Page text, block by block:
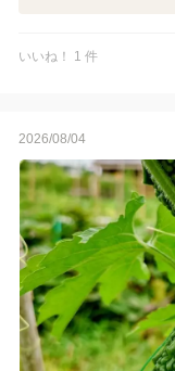
いいね！ 1 件
2026/08/04